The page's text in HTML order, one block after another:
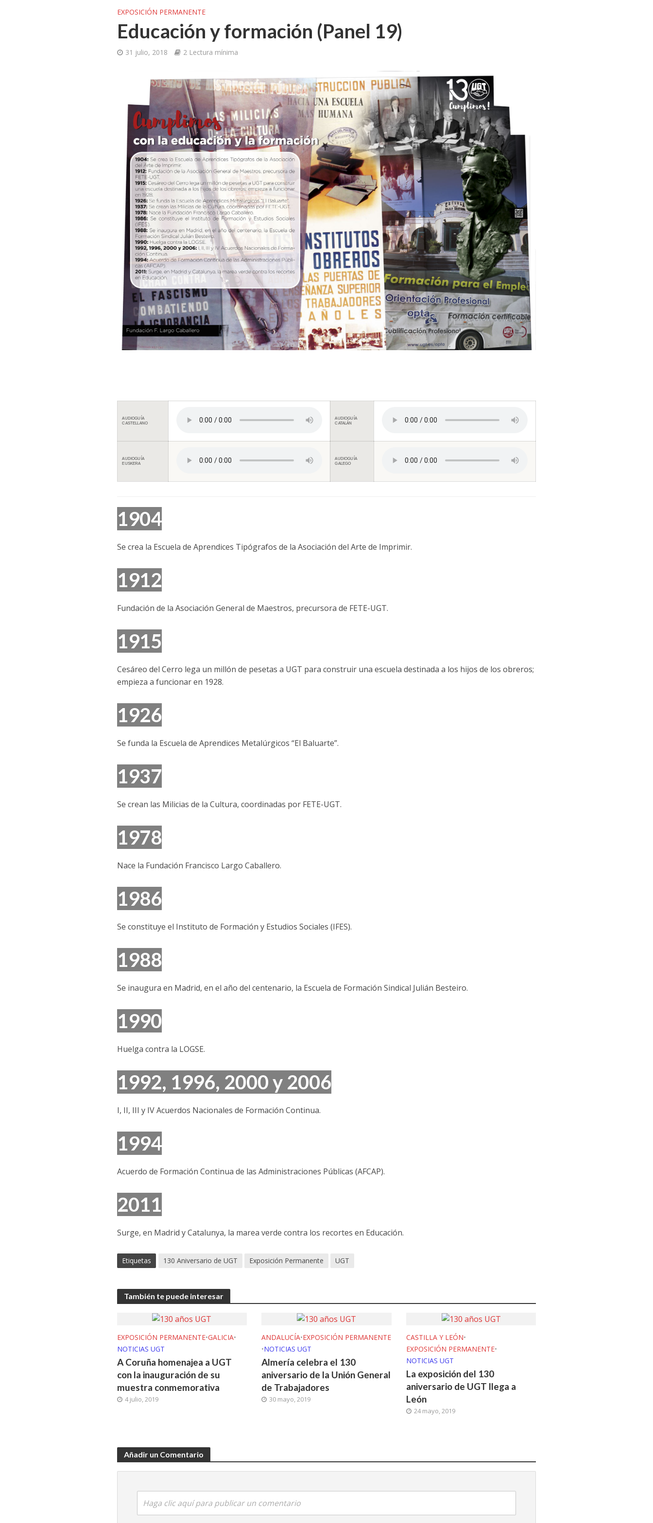
EXPOSICIÓN PERMANENTE
Educación y formación (Panel 19)
31 julio, 2018 2 Lectura mínima
AUDIOGUÍA
CASTELLANO
AUDIOGUÍA
CATALÁN
AUDIOGUÍA
EUSKERA
AUDIOGUÍA
GALEGO
1904
Se crea la Escuela de Aprendices Tipógrafos de la Asociación del Arte de Imprimir.
1912
Fundación de la Asociación General de Maestros, precursora de FETE-UGT.
1915
Cesáreo del Cerro lega un millón de pesetas a UGT para construir una escuela destinada a los hijos de los obreros;
empieza a funcionar en 1928.
1926
Se funda la Escuela de Aprendices Metalúrgicos “El Baluarte”.
1937
Se crean las Milicias de la Cultura, coordinadas por FETE-UGT.
1978
Nace la Fundación Francisco Largo Caballero.
1986
Se constituye el Instituto de Formación y Estudios Sociales (IFES).
1988
Se inaugura en Madrid, en el año del centenario, la Escuela de Formación Sindical Julián Besteiro.
1990
Huelga contra la LOGSE.
1992, 1996, 2000 y 2006
I, II, III y IV Acuerdos Nacionales de Formación Continua.
1994
Acuerdo de Formación Continua de las Administraciones Públicas (AFCAP).
2011
Surge, en Madrid y Catalunya, la marea verde contra los recortes en Educación.
Etiquetas 130 Aniversario de UGT Exposición Permanente UGT
También te puede interesar
EXPOSICIÓN PERMANENTE•GALICIA•
NOTICIAS UGT
A Coruña homenajea a UGT
con la inauguración de su
muestra conmemorativa
4 julio, 2019
ANDALUCÍA•EXPOSICIÓN PERMANENTE
•NOTICIAS UGT
Almería celebra el 130
aniversario de la Unión General
de Trabajadores
30 mayo, 2019
CASTILLA Y LEÓN•
EXPOSICIÓN PERMANENTE•
NOTICIAS UGT
La exposición del 130
aniversario de UGT llega a
León
24 mayo, 2019
Añadir un Comentario
Haga clic aquí para publicar un comentario